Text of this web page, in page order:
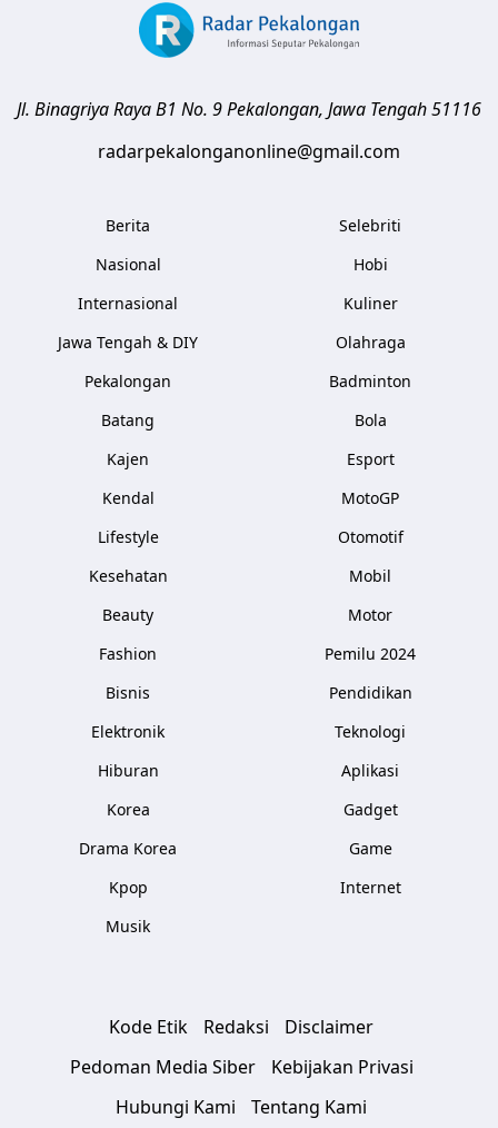
Jl. Binagriya Raya B1 No. 9Pekalongan, Jawa Tengah51116
radarpekalonganonline@gmail.com
Berita
Nasional
Internasional
Jawa Tengah & DIY
Pekalongan
Batang
Kajen
Kendal
Lifestyle
Kesehatan
Beauty
Fashion
Bisnis
Elektronik
Hiburan
Korea
Drama Korea
Kpop
Musik
Selebriti
Hobi
Kuliner
Olahraga
Badminton
Bola
Esport
MotoGP
Otomotif
Mobil
Motor
Pemilu 2024
Pendidikan
Teknologi
Aplikasi
Gadget
Game
Internet
Kode Etik Redaksi
Disclaimer
Pedoman Media Siber
Kebijakan Privasi
Hubungi Kami
Tentang Kami